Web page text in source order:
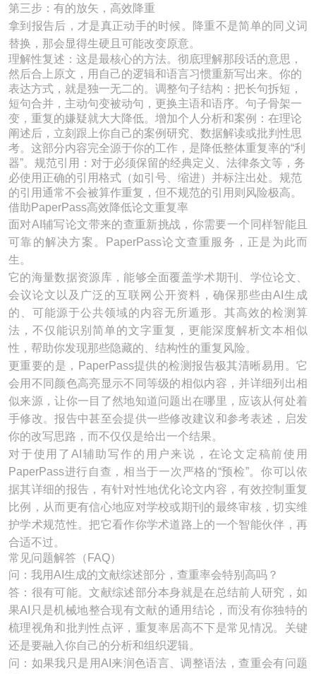
第三步：有的放矢，高效降重
拿到报告后，才是真正动手的时候。降重不是简单的同义词
替换，那会显得生硬且可能改变原意。
理解性复述：这是最核心的方法。彻底理解那段话的意思，
然后合上原文，用自己的逻辑和语言习惯重新写出来。你的
表达方式，就是独一无二的。调整句子结构：把长句拆短，
短句合并，主动句变被动句，更换主语和语序。句子骨架一
变，重复的嫌疑就大大降低。增加个人分析和案例：在理论
阐述后，立刻跟上你自己的案例研究、数据解读或批判性思
考。这部分内容完全源于你的工作，是降低整体重复率的“利
器”。规范引用：对于必须保留的经典定义、法律条文等，务
必使用正确的引用格式（如引号、缩进）并标注出处。规范
的引用通常不会被算作重复，但不规范的引用则风险极高。
借助PaperPass高效降低论文重复率
面对AI辅写论文带来的查重新挑战，你需要一个同样智能且
可靠的解决方案。PaperPass论文查重服务，正是为此而
生。
它的海量数据资源库，能够全面覆盖学术期刊、学位论文、
会议论文以及广泛的互联网公开资料，确保那些由AI生成
的、可能源于公共领域的内容无所遁形。其高效的检测算
法，不仅能识别简单的文字重复，更能深度解析文本相似
性，帮助你发现那些隐藏的、结构性的重复风险。
更重要的是，PaperPass提供的检测报告极其清晰易用。它
会用不同颜色高亮显示不同等级的相似内容，并详细列出相
似来源，让你一目了然地知道问题出在哪里，应该从何处着
手修改。报告中甚至会提供一些修改建议和参考表述，启发
你的改写思路，而不仅仅是给出一个结果。
对于使用了AI辅助写作的用户来说，在论文定稿前使用
PaperPass进行自查，相当于一次严格的“预检”。你可以依
据其详细的报告，有针对性地优化论文内容，有效控制重复
比例，从而更有信心地应对学校或期刊的最终审核，切实维
护学术规范性。把它看作你学术道路上的一个智能伙伴，再
合适不过。
常见问题解答（FAQ）
问：我用AI生成的文献综述部分，查重率会特别高吗？
答：很有可能。文献综述部分本身就是在总结前人研究，如
果AI只是机械地整合现有文献的通用结论，而没有你独特的
梳理视角和批判性点评，重复率居高不下是常见情况。关键
还是要融入你自己的分析和组织逻辑。
问：如果我只是用AI来润色语言、调整语法，查重会有问题